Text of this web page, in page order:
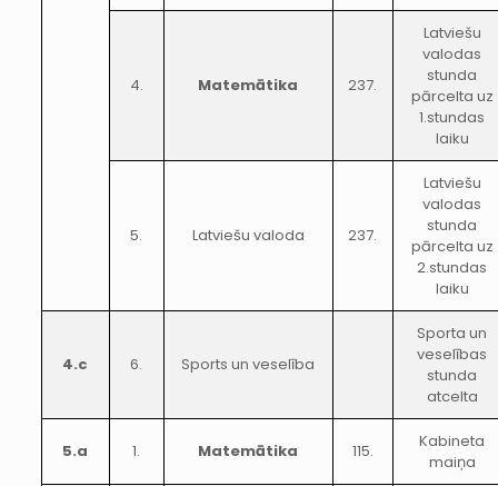
4. Matemātika 237.
Latviešu
valodas
stunda
pārcelta uz
1.stundas
laiku
5. Latviešu valoda 237.
Latviešu
valodas
stunda
pārcelta uz
2.stundas
laiku
4.c 6. Sports un veselība
Sporta un
veselības
stunda
atcelta
5.a 1. Matemātika 115.
Kabineta
maiņa